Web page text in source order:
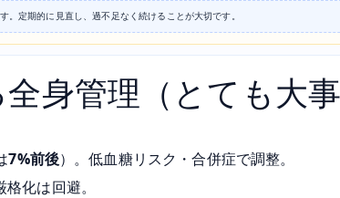
。定期的に見直し、過不足なく続けることが大切です。
身管理（とても大事
7%前後）。低血糖リスク・合併症で調整。
化は回避。